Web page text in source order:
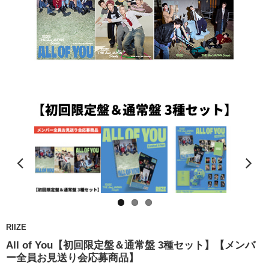
RIIZE
All of You【初回限定盤＆通常盤 3種セット】【メンバ
ー全員お見送り会応募商品】